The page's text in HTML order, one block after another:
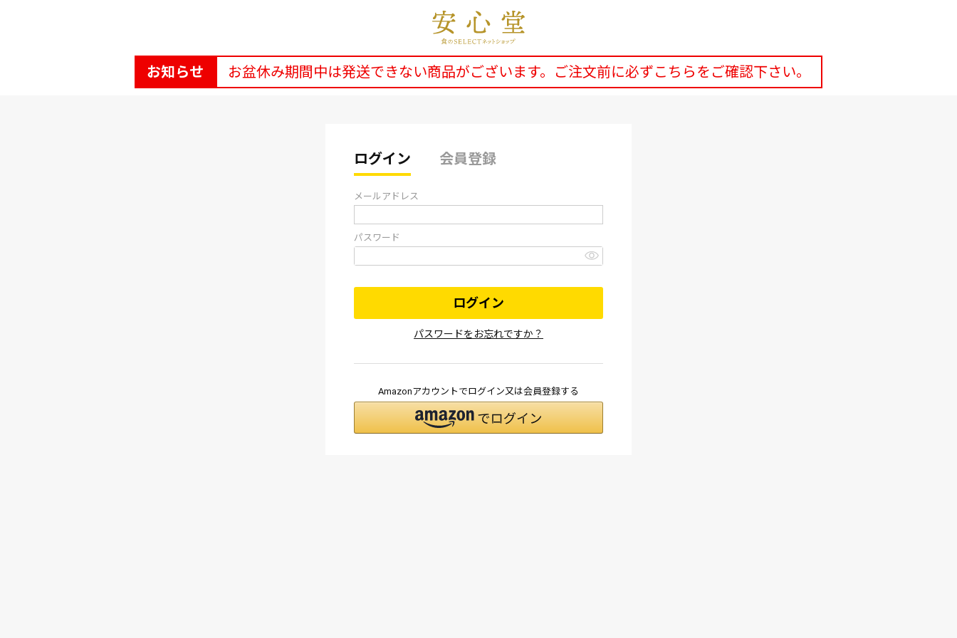
お知らせ お盆休み期間中は発送できない商品がございます。ご注文前に必ずこちらをご確認下さい。
ログイン 会員登録
メールアドレス
パスワード
ログイン
パスワードをお忘れですか？
Amazonアカウントでログイン又は会員登録する